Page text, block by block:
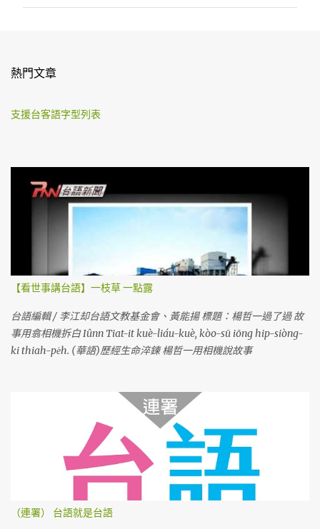
熱門文章
支援台客語字型列表
【看世事講台語】一枝草 一點露
台語編輯 / 李江却台語文教基金會、黃能揚 標題：楊哲一過了過 故
事用翕相機拆白 Iûnn Tiat-it kuè-liáu-kuè, kòo-sū iōng hip-siòng-
ki thiah-pe̍h. (華語)歷經生命淬鍊 楊哲一用相機說故事
（連署） 台語就是台語